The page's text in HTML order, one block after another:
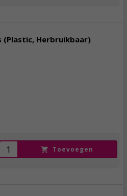
(Plastic, Herbruikbaar)
Toevoegen